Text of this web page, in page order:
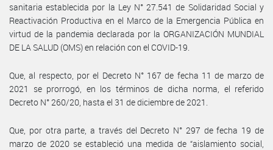
sanitaria establecida por la Ley N° 27.541 de Solidaridad Social y
Reactivación Productiva en el Marco de la Emergencia Pública en
virtud de la pandemia declarada por la ORGANIZACIÓN MUNDIAL
DE LA SALUD (OMS) en relación con el COVID-19.
Que, al respecto, por el Decreto N° 167 de fecha 11 de marzo de
2021 se prorrogó, en los términos de dicha norma, el referido
Decreto N° 260/20, hasta el 31 de diciembre de 2021.
Que, por otra parte, a través del Decreto N° 297 de fecha 19 de
marzo de 2020 se estableció una medida de “aislamiento social,